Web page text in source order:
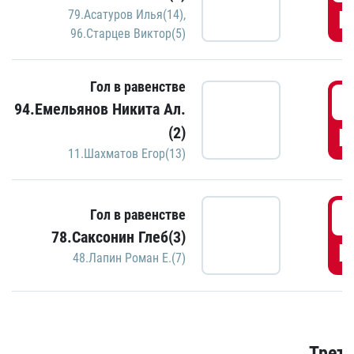
79.Асатуров Илья(14),
96.Старцев Виктор(5)
Гол в равенстве
94.Емельянов Никита Ал.
(2)
11.Шахматов Егор(13)
Гол в равенстве
78.Саксонин Глеб(3)
48.Лапин Роман Е.(7)